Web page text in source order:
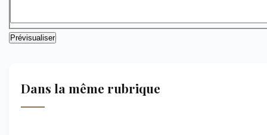
Dans la même rubrique